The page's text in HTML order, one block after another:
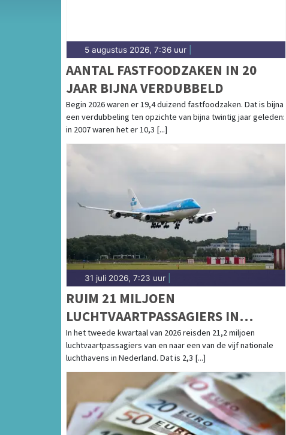
5 augustus 2026, 7:36 uur
AANTAL FASTFOODZAKEN IN 20
JAAR BIJNA VERDUBBELD
Begin 2026 waren er 19,4 duizend fastfoodzaken. Dat is bijna
een verdubbeling ten opzichte van bijna twintig jaar geleden:
in 2007 waren het er 10,3 [...]
31 juli 2026, 7:23 uur
RUIM 21 MILJOEN
LUCHTVAARTPASSAGIERS IN
TWEEDE KWARTAAL, WEL MINDER
VLUCHTEN
In het tweede kwartaal van 2026 reisden 21,2 miljoen
luchtvaartpassagiers van en naar een van de vijf nationale
luchthavens in Nederland. Dat is 2,3 [...]